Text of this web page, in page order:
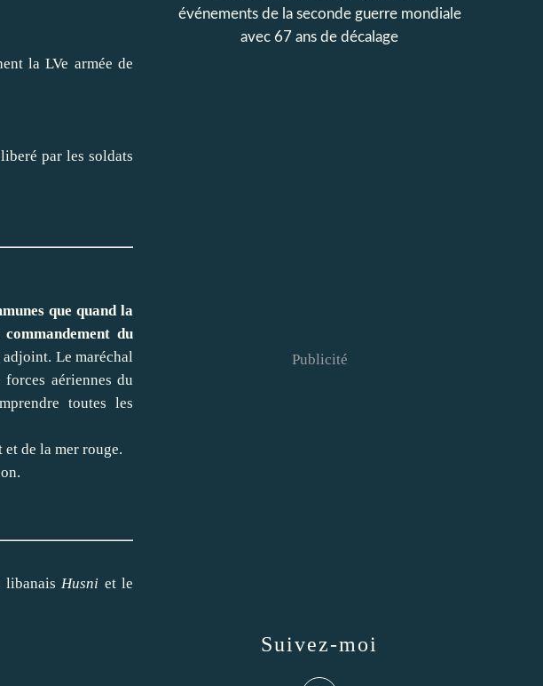
la LVe armée de
par les soldats
que quand la
du
Le maréchal
aériennes du
toutes les
de la mer rouge.
Husni et le
événements de la seconde guerre mondiale
avec 67 ans de décalage
Suivez-moi
Publicité